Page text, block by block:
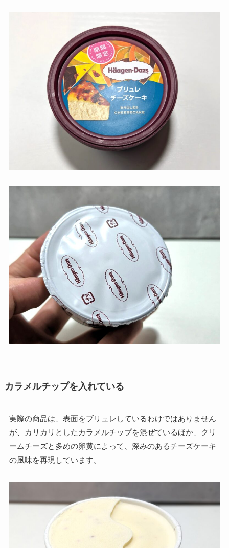
カラメルチップを入れている
実際の商品は、表面をブリュレしているわけではありません
が、カリカリとしたカラメルチップを混ぜているほか、クリ
ームチーズと多めの卵黄によって、深みのあるチーズケーキ
の風味を再現しています。